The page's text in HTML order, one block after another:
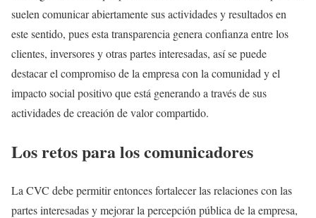
suelen comunicar abiertamente sus actividades y resultados en
este sentido, pues esta transparencia genera confianza entre los
clientes, inversores y otras partes interesadas, así se puede
destacar el compromiso de la empresa con la comunidad y el
impacto social positivo que está generando a través de sus
actividades de creación de valor compartido.
Los retos para los comunicadores
La CVC debe permitir entonces fortalecer las relaciones con las
partes interesadas y mejorar la percepción pública de la empresa,